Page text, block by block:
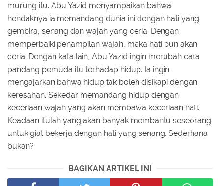
murung itu. Abu Yazid menyampaikan bahwa
hendaknya ia memandang dunia ini dengan hati yang
gembira, senang dan wajah yang ceria. Dengan
memperbaiki penampilan wajah, maka hati pun akan
ceria. Dengan kata lain, Abu Yazid ingin merubah cara
pandang pemuda itu terhadap hidup. Ia ingin
mengajarkan bahwa hidup tak boleh disikapi dengan
keresahan. Sekedar memandang hidup dengan
keceriaan wajah yang akan membawa keceriaan hati.
Keadaan itulah yang akan banyak membantu seseorang
untuk giat bekerja dengan hati yang senang. Sederhana
bukan?
BAGIKAN ARTIKEL INI